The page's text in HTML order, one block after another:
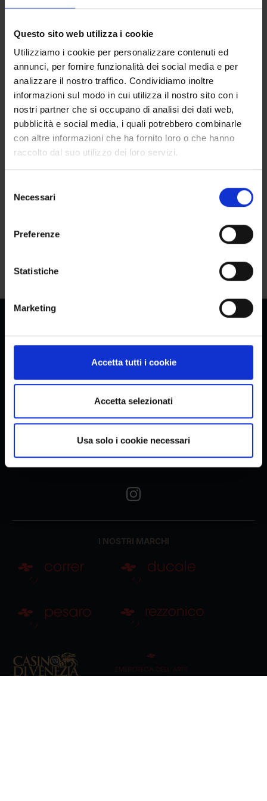
Questo sito web utilizza i cookie
Utilizziamo i cookie per personalizzare contenuti ed
annunci, per fornire funzionalità dei social media e per
analizzare il nostro traffico. Condividiamo inoltre
informazioni sul modo in cui utilizza il nostro sito con i
nostri partner che si occupano di analisi dei dati web,
pubblicità e social media, i quali potrebbero combinarle
con altre informazioni che ha fornito loro o che hanno
raccolto dal suo utilizzo dei loro servizi.
delNecessari
Preferenze
Statistiche
Marketing
Accetta tutti i cookie
Accetta selezionati
Usa solo i cookie necessari
banqueting@casinovenezia.it
Cannaregio 2040
I NOSTRI MARCHI